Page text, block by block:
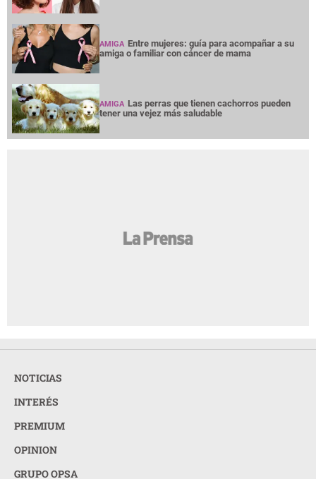
AMIGA Entre mujeres: guía para acompañar a su
amiga o familiar con cáncer de mama
AMIGA Las perras que tienen cachorros pueden
tener una vejez más saludable
NOTICIAS
INTERÉS
PREMIUM
OPINION
GRUPO OPSA